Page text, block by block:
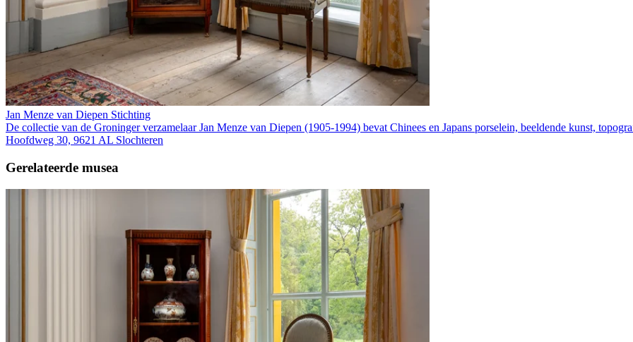
Jan Menze van Diepen Stichting
De collectie van de Groninger verzamelaar Jan Menze van Diepen (1905-1994) bevat Chinees en Japans porselein, beeldende kunst,
Hoofdweg 30, 9621 AL Slochteren
Gerelateerde musea